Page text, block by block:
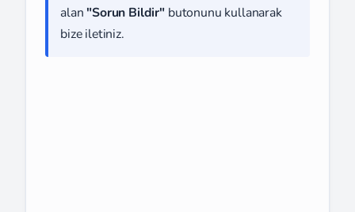
alan "Sorun Bildir" butonunu kullanarak
bize iletiniz.